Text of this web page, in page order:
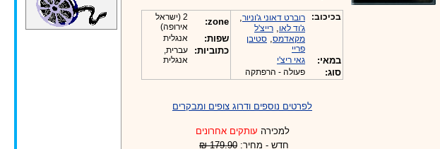
בכיכוב: רוברט דאוני ג'וניור,
ג'וד לאו, רייצ'ל
מקאדמס, סטיבן
פריי
במאי: גאי ריצ'י
סוג: פעולה - הרפתקה
zone:
2 (ישראל
אירופה)
שפות: אנגלית
כתוביות:
עברית,
אנגלית
לפרטים נוספים ודרוג צופים ומבקרים
למכירה עותקים אחרונים
חדש - מחיר: 179.90 ₪